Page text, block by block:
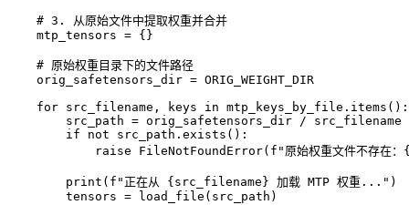
    # 3. 从原始文件中提取权重并合并
    mtp_tensors = {}
    # 原始权重目录下的文件路径
    orig_safetensors_dir = ORIG_WEIGHT_DIR
    for src_filename, keys in mtp_keys_by_file.items():
        src_path = orig_safetensors_dir / src_filename
        if not src_path.exists():
raise FileNotFoundError(f"原始权重文件不存在
        print(f"正在从 {src_filename} 加载 MTP 权重...")
        tensors = load_file(src_path)